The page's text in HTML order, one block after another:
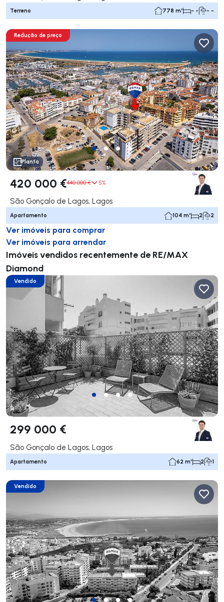
Terreno 778 m² - - - -
Redução de preço
Planta
420 000 €440 000 € 5%
São Gonçalo de Lagos, Lagos
Apartamento 104 m² 2 2
Ver imóveis para comprar
Ver imóveis para arrendar
Imóveis vendidos recentemente de RE/MAX
Diamond
Vendido
299 000 €
São Gonçalo de Lagos, Lagos
Apartamento 62 m² 2 1
Vendido